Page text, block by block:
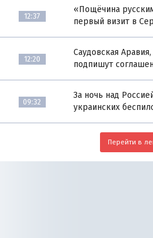
12:37
«Пощёчина
первый визит в
12:20
Саудовская
подпишут
09:32
За ночь над
украинских
Перейти в